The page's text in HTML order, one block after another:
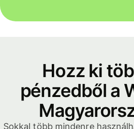
Hozz ki
pénzedből a
Sokkal több mindenre